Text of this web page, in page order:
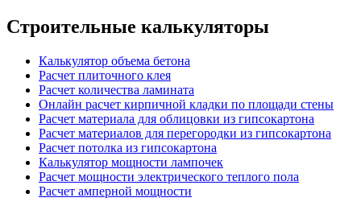
Строительные калькуляторы
Калькулятор объема бетона
Расчет плиточного клея
Расчет количества ламината
Онлайн расчет кирпичной кладки по площади стены
Расчет материала для облицовки из гипсокартона
Расчет материалов для перегородки из гипсокартона
Расчет потолка из гипсокартона
Калькулятор мощности лампочек
Расчет мощности электрического теплого пола
Расчет амперной мощности